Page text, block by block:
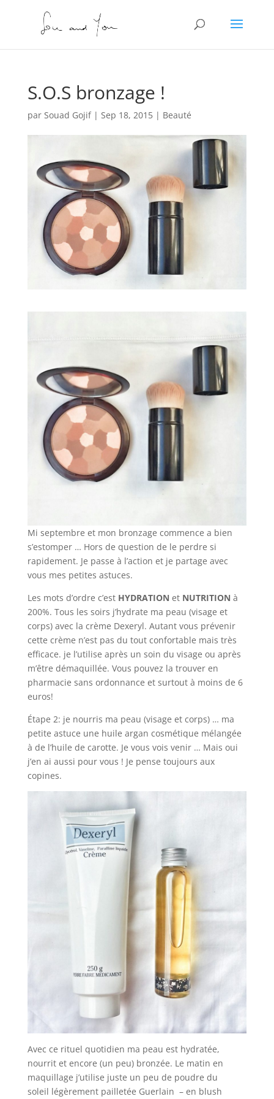
S.O.S bronzage !
par Souad Gojif| Sep 18, 2015| Beauté
Mi septembre et mon bronzage commence a bien
s’estomper … Hors de question de le perdre si
rapidement. Je passe à l’action et je partage avec
vous mes petites astuces.
Les mots d’ordre c’est HYDRATION et NUTRITION à
200%. Tous les soirs j’hydrate ma peau (visage et
corps) avec la crème Dexeryl. Autant vous prévenir
cette crème n’est pas du tout confortable mais très
efficace. je l’utilise après un soin du visage ou après
m’être démaquillée. Vous pouvez la trouver en
pharmacie sans ordonnance et surtout à moins de 6
euros!
Étape 2: je nourris ma peau (visage et corps) … ma
petite astuce une huile argan cosmétique mélangée
à de l’huile de carotte. Je vous vois venir … Mais oui
j’en ai aussi pour vous ! Je pense toujours aux
copines.
Avec ce rituel quotidien ma peau est hydratée,
nourrit et encore (un peu) bronzée. Le matin en
maquillage j’utilise juste un peu de poudre du
soleil légèrement pailletée Guerlain – en blush